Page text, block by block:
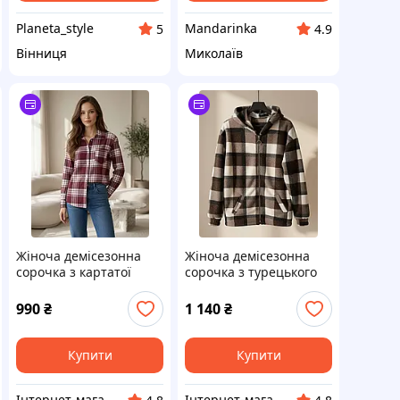
Planeta_style
5
Вінниця
Mandarinka
4.9
Миколаїв
Жіноча демісезонна
сорочка з картатої
розміри 42-58
990₴
Купити
Жіноча демісезонна
сорочка з турецького
флісу з камінням під
Swarovski на блискавці
з капюшоном розміри
БАТАЛ 48-60
1 140₴
Купити